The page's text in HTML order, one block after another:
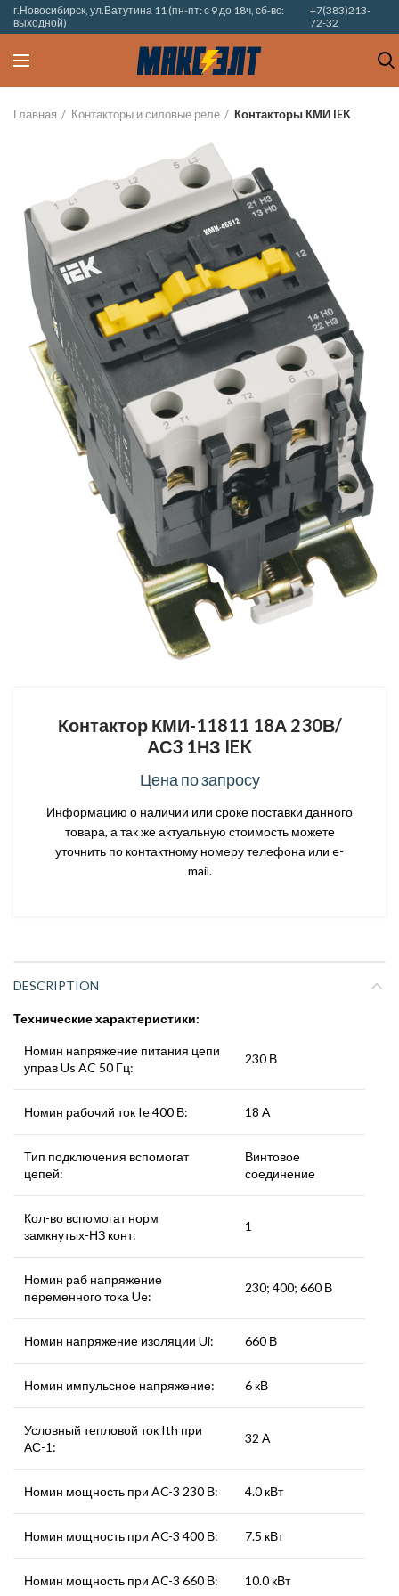
г.Новосибирск, ул.Ватутина 11 (пн-пт: с 9 до 18ч, сб-вс:
выходной)
+7(383)213-
72-32
Главная Контакторы и силовые реле Контакторы КМИ IEK
Контактор КМИ-11811 18А 230В/
АС3 1НЗ IEK
Цена по запросу
Информацию о наличии или сроке поставки данного
товара, а так же актуальную стоимость можете
уточнить по контактному номеру телефона или e-
mail.
DESCRIPTION
Технические характеристики:
Номин напряжение питания цепи
управ Us AC 50 Гц:
230 В
Номин рабочий ток Ie 400 В: 18 А
Тип подключения вспомогат
цепей:
Винтовое
соединение
Кол-во вспомогат норм
замкнутых-НЗ конт:
1
Номин раб напряжение
переменного тока Ue:
230; 400; 660 В
Номин напряжение изоляции Ui: 660 В
Номин импульсное напряжение: 6 кВ
Условный тепловой ток Ith при
АС-1:
32 А
Номин мощность при AC-3 230 В: 4.0 кВт
Номин мощность при AC-3 400 В: 7.5 кВт
Номин мощность при AC-3 660 В: 10.0 кВт